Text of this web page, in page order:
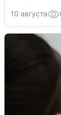
10 августа